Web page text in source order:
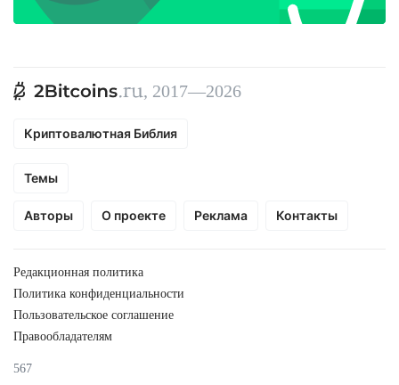
, 2017—2026
Криптовалютная Библия
Темы
Авторы О проекте Реклама Контакты
Редакционная политика
Политика конфиденциальности
Пользовательское соглашение
Правообладателям
567